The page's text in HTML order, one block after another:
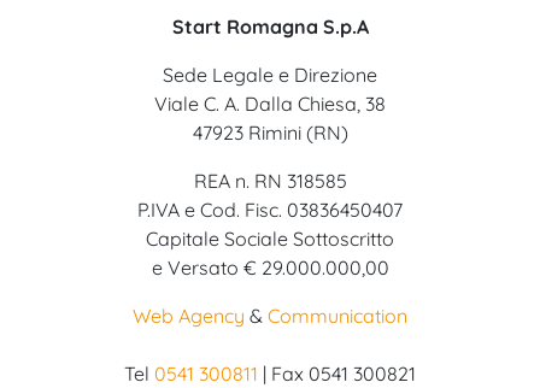
Start Romagna S.p.A
Sede Legale e Direzione
Viale C. A. Dalla Chiesa, 38
47923 Rimini (RN)
REA n. RN 318585
P.IVA e Cod. Fisc. 03836450407
Capitale Sociale Sottoscritto
e Versato € 29.000.000,00
Web Agency & Communication
Tel 0541 300811 | Fax 0541 300821